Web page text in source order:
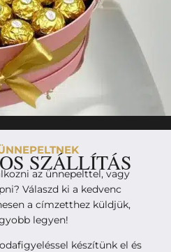
SZÁLLÍTÁS
az ünnepelttel, vagy
Válaszd ki a kedvenc
a címzetthez küldjük,
legyen!
készítünk el és